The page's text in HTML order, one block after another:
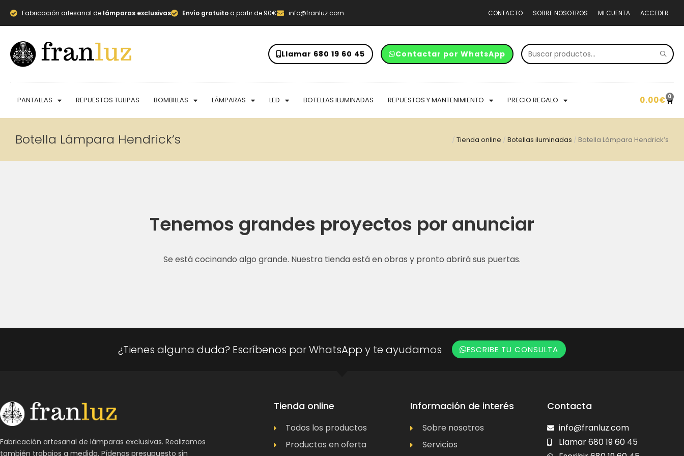
Fabricación artesanal de lámparas exclusivas Envío gratuitoa partir de 90€ info@franluz.com CONTACTO SOBRE NOSOTROS MI CUENTA ACCEDER
Llamar 680 19 60 45 Contactar por WhatsApp
PANTALLAS REPUESTOS TULIPAS BOMBILLAS LÁMPARAS LED BOTELLAS ILUMINADAS REPUESTOS Y MANTENIMIENTO PRECIO REGALO 0.00€ 0
Botella Lámpara Hendrick’s / Tienda online / Botellas iluminadas / Botella Lámpara Hendrick’s
Tenemos grandes proyectos por anunciar
Se está cocinando algo grande. Nuestra tienda está en obras y pronto abrirá sus puertas.
¿Tienes alguna duda? Escríbenos por WhatsApp y te ayudamos ESCRIBE TU CONSULTA
Fabricación artesanal de lámparas exclusivas. Realizamos
también trabajos a medida. Pídenos presupuesto sin
Tienda online
Todos los productos
Productos en oferta
Información de interés
Sobre nosotros
Servicios
Contacta
info@franluz.com
Llamar 680 19 60 45